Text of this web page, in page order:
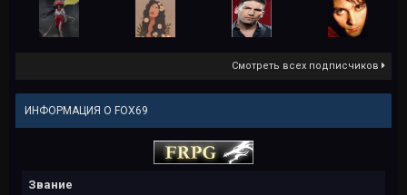
Смотреть всех подписчиков
ИНФОРМАЦИЯ О FOX69
Звание